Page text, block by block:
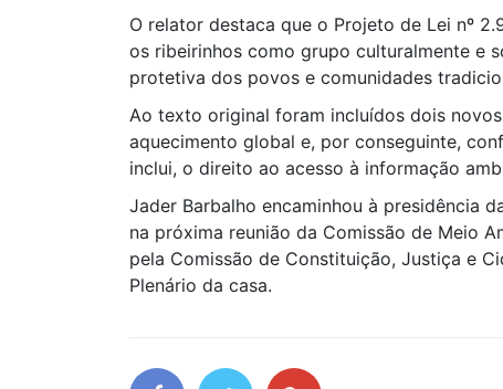
O relator destaca que o Projeto de Lei nº
os ribeirinhos como grupo culturalmente e
protetiva dos povos e comunidades
Ao texto original foram incluídos dois
aquecimento global e, por conseguinte,
inclui, o direito ao acesso à informação
Jader Barbalho encaminhou à presidência
na próxima reunião da Comissão de Meio
pela Comissão de Constituição, Justiça e
Plenário da casa.